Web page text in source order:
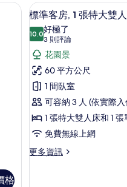
光布/窗簾、免費搖籃/嬰兒床
格
顯
示
標
準
客
房,
1
張
特
大
4
標準客房, 1 張特大雙
10.010.0 分，滿分 10 分
好極了
3 則評論
(3
則
評
論)
花園景
60 平方公尺
1 間臥室
可容納 3 人 (依實際
1 張特大雙人床和 1
免費無線上網
更多資訊
更